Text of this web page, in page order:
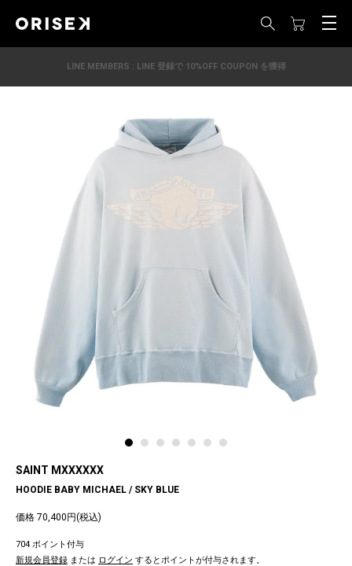
LINE MEMBERS : LINE 登録で 10%OFF COUPON を獲得
SAINT MXXXXXX
HOODIE BABY MICHAEL / SKY BLUE
価格 70,400円(税込)
704 ポイント付与
新規会員登録 または ログイン するとポイントが付与されます。